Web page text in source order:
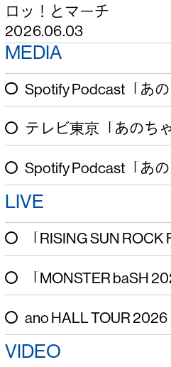
ロッ！とマーチ
2026.06.03
MEDIA
Spotify Podcast「あ
テレビ東京「あのち
Spotify Podcast「あ
LIVE
「RISING SUN
「MONSTER baSH
ano HALL TOUR
VIDEO